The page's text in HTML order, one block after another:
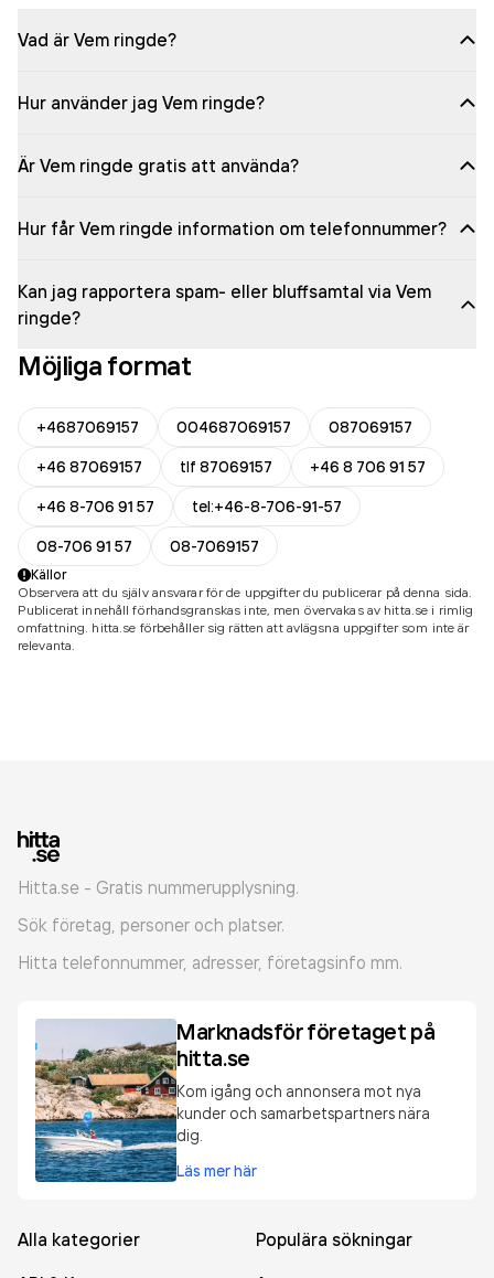
Vad är Vem ringde?
Hur använder jag Vem ringde?
Är Vem ringde gratis att använda?
Hur får Vem ringde information om telefonnummer?
Kan jag rapportera spam- eller bluffsamtal via Vem
ringde?
Möjliga format
+4687069157 004687069157
087069157
+46 87069157
tlf 87069157
+46 8 706 91 57
+46 8-706 91 57
tel:+46-8-706-91-57
08-706 91 57
08-7069157
Källor
Observera att du själv ansvarar för de uppgifter du publicerar på denna sida.
Publicerat innehåll förhandsgranskas inte, men övervakas av hitta.se i rimlig
omfattning. hitta.se förbehåller sig rätten att avlägsna uppgifter som inte är
relevanta.
Hitta.se - Gratis nummerupplysning.
Sök företag, personer och platser.
Hitta telefonnummer, adresser, företagsinfo mm.
Marknadsför företaget på
hitta.se
Kom igång och annonsera mot nya
kunder och samarbetspartners nära
dig.
Läs mer här
Alla kategorier
Populära sökningar